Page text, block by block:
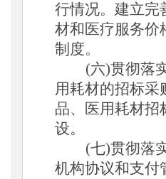
行情况。建立完
材和医疗服务价
制度。
(六)贯彻落
用耗材的招标采
品、医用耗材招
设。
(七)贯彻落
机构协议和支付